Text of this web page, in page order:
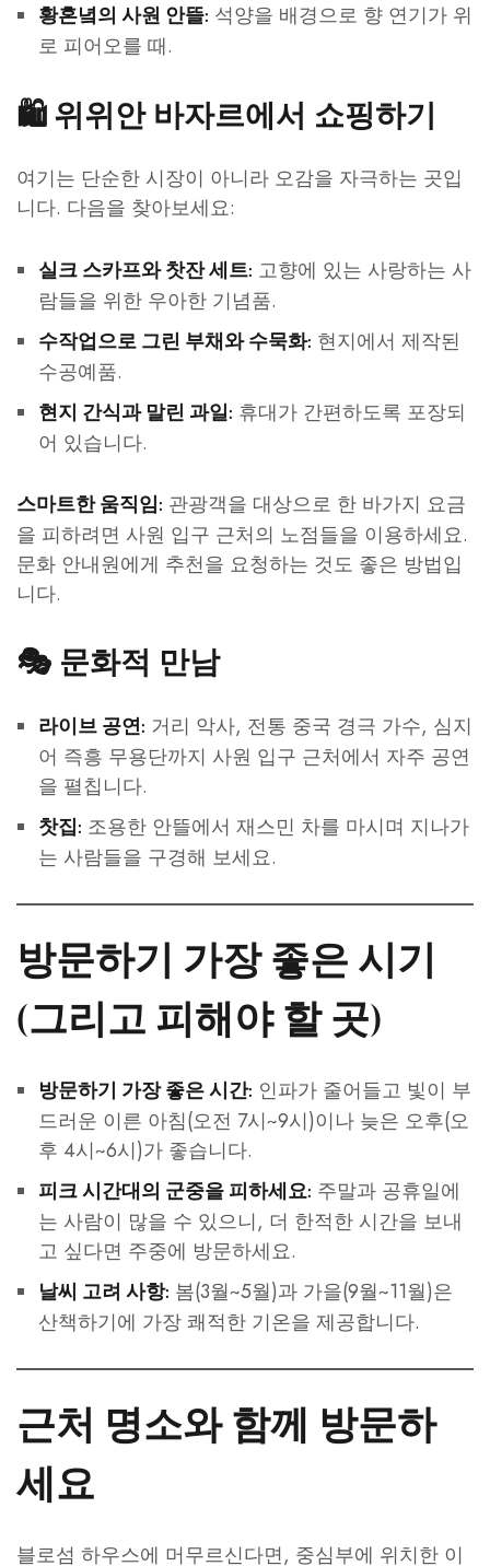
황혼녘의 사원 안뜰: 석양을 배경으로 향 연기가 위
로 피어오를 때.
🛍️ 위위안 바자르에서 쇼핑하기
여기는 단순한 시장이 아니라 오감을 자극하는 곳입
니다. 다음을 찾아보세요:
실크 스카프와 찻잔 세트: 고향에 있는 사랑하는 사
람들을 위한 우아한 기념품.
수작업으로 그린 부채와 수묵화: 현지에서 제작된
수공예품.
현지 간식과 말린 과일: 휴대가 간편하도록 포장되
어 있습니다.
스마트한 움직임: 관광객을 대상으로 한 바가지 요금
을 피하려면 사원 입구 근처의 노점들을 이용하세요.
문화 안내원에게 추천을 요청하는 것도 좋은 방법입
니다.
🎭 문화적 만남
라이브 공연: 거리 악사, 전통 중국 경극 가수, 심지
어 즉흥 무용단까지 사원 입구 근처에서 자주 공연
을 펼칩니다.
찻집: 조용한 안뜰에서 재스민 차를 마시며 지나가
는 사람들을 구경해 보세요.
방문하기 가장 좋은 시기
(그리고 피해야 할 곳)
방문하기 가장 좋은 시간: 인파가 줄어들고 빛이 부
드러운 이른 아침(오전 7시~9시)이나 늦은 오후(오
후 4시~6시)가 좋습니다.
피크 시간대의 군중을 피하세요: 주말과 공휴일에
는 사람이 많을 수 있으니, 더 한적한 시간을 보내
고 싶다면 주중에 방문하세요.
날씨 고려 사항: 봄(3월~5월)과 가을(9월~11월)은
산책하기에 가장 쾌적한 기온을 제공합니다.
근처 명소와 함께 방문하
세요
블로섬 하우스에 머무르신다면, 중심부에 위치한 이